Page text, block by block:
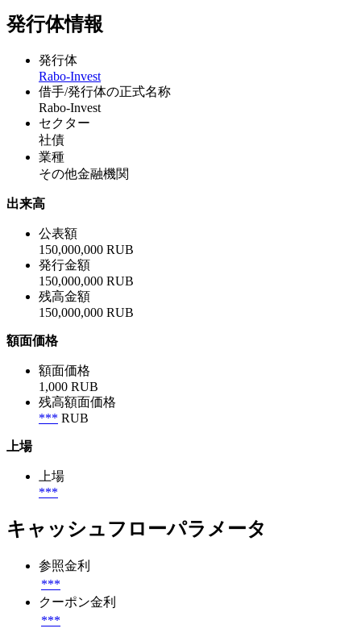
発行体情報
発行体
Rabo-Invest
借手/発行体の正式名称
Rabo-Invest
セクター
社債
業種
その他金融機関
出来高
公表額
150,000,000 RUB
発行金額
150,000,000 RUB
残高金額
150,000,000 RUB
額面価格
額面価格
1,000 RUB
残高額面価格
*** RUB
上場
上場
***
キャッシュフローパラメータ
参照金利
***
クーポン金利
***